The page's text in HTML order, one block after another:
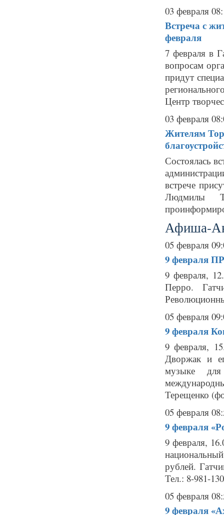
03 февраля
Встреча с
февраля
7 февраля в
вопросам
придут
Центр
03 февраля
Жителям
Состоялась
встрече
Людмилы
Афиша-
05 февраля
9 февраля
9 февраля,
Перро.
05 февраля
9 февраля
9 февраля,
Дворжак и
музыке
Терещенко
05 февраля
9 февраля
9 февраля,
рублей.
Тел.: 8-981-
05 февраля
9 февраля